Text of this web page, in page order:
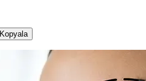
Kopyala